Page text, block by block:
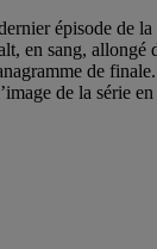
épisode de la
en sang, allongé
de
de la série